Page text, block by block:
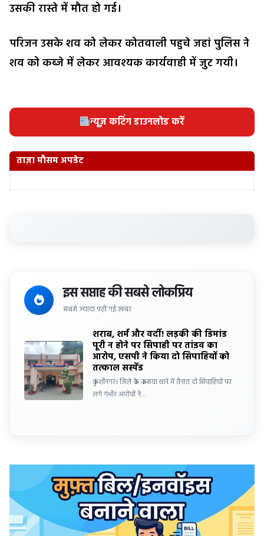
उसकी रास्ते में मौत हो गई।
परिजन उसके शव को लेकर कोतवाली पहुचे जहां पुलिस ने
शव को कब्जे में लेकर आवश्यक कार्यवाही में जुट गयी।
न्यूज़ कटिंग डाउनलोड करें
ताज़ा मौसम अपडेट
इस सप्ताह की सबसे लोकप्रिय
सबसे ज्यादा पढ़ी गई खबर
शराब, शर्म और वर्दी! लड़की की डिमांड
पूरी न होने पर सिपाही पर तांडव का
आरोप, एसपी ने किया दो सिपाहियों को
तत्काल सस्पेंड
कुशीनगर। जिले के कसया थाने में तैनात दो सिपाहियों पर
लगे गंभीर आरोपों ने…